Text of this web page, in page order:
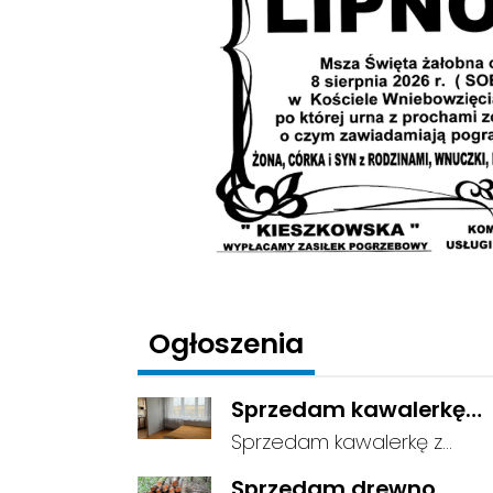
Ogłoszenia
Sprzedam kawalerkę
blisko centrum
Gostynina
Sprzedam kawalerkę z